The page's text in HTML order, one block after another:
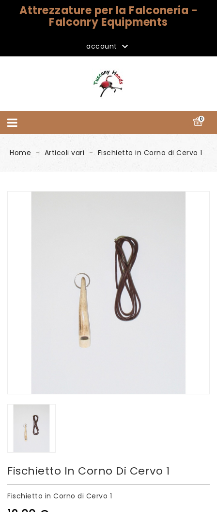
Attrezzature per la Falconeria -
Falconry Equipments
account 
0
Home Articoli vari Fischietto in Corno di Cervo 1
Fischietto In Corno Di Cervo 1
Fischietto in Corno di Cervo 1